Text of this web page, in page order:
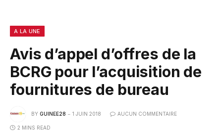
A LA UNE
Avis d’appel d’offres de la
BCRG pour l’acquisition de
fournitures de bureau
BY GUINEE28 1 JUIN 2018 AUCUN COMMENTAIRE
2 MINS READ